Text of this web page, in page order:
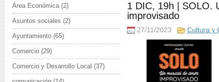
1 DIC, 19h | SOLO.
improvisado
27/11/2023 Cultura y
Área Económica(2)
Asuntos sociales (2)
Ayuntamiento (65)
Comercio (29)
Comercio y Desarrollo Local (37)